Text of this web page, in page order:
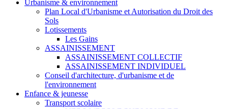
Urbanisme & environnement
Plan Local d'Urbanisme et Autorisation du Droit des
Sols
Lotissements
Les Gains
ASSAINISSEMENT
ASSAINISSEMENT COLLECTIF
ASSAINISSEMENT INDIVIDUEL
Conseil d'architecture, d'urbanisme et de
l'environnement
Enfance & jeunesse
Transport scolaire